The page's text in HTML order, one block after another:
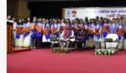
रामपुर
में
युवा
कांग्रेस